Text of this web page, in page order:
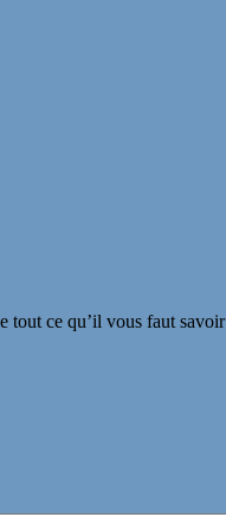
tout ce qu’il vous faut